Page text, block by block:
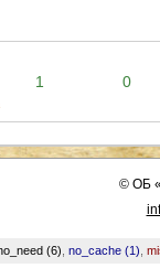
1 0
©ОБ
(6) no_cache (1)